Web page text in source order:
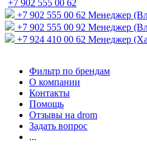
+7 902 555 00 62
+7 902 555 00 62 Менеджер
+7 902 555 00 92 Менеджер
+7 924 410 00 62 Менеджер
Фильтр по брендам
О компании
Контакты
Помощь
Отзывы на drom
Задать вопрос
...